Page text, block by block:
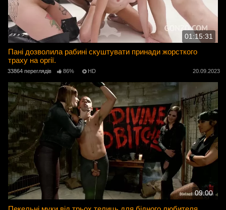
01:15:31
Пані дозволила рабині скуштувати принади жорсткого
траху на оргії.
33864 переглядів 86% HD 20.09.2023
09:00